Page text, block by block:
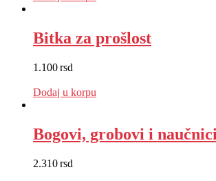
Bitka za prošlost
1.100rsd
Dodaj u korpu
Bogovi, grobovi i naučnici
2.310rsd